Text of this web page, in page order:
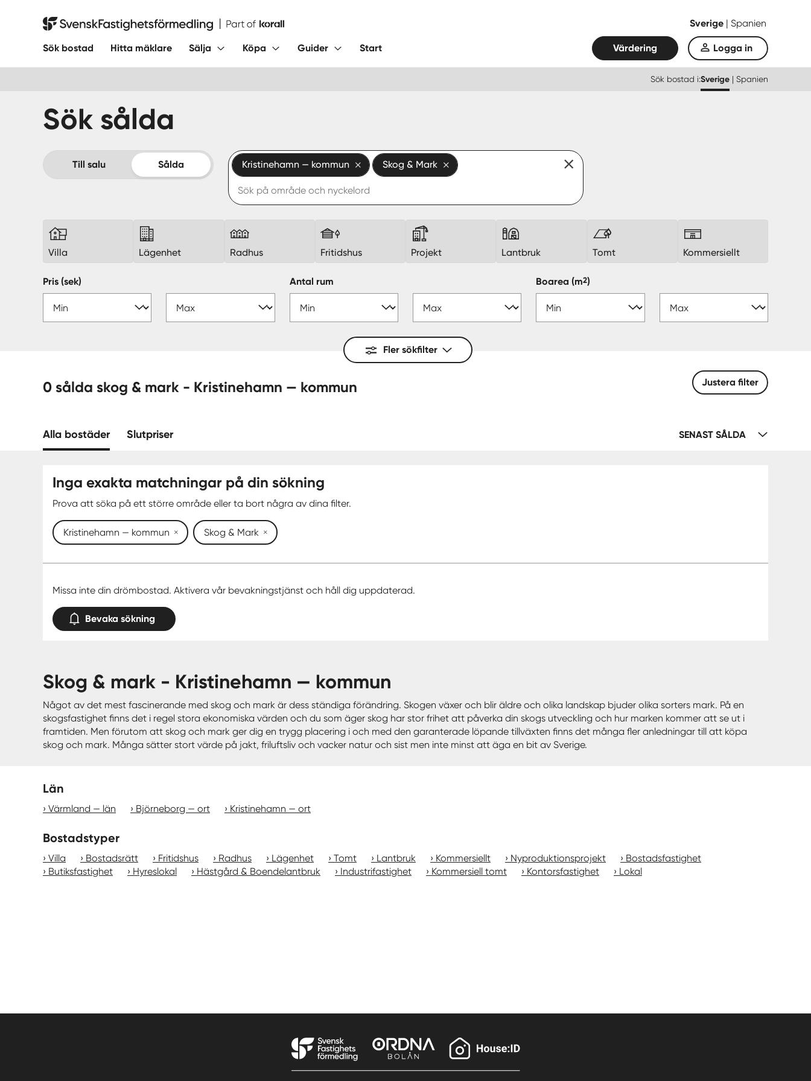
Svensk Fastighetsförmedling Sverige | Spanien
Sök bostad Hitta mäklare Sälja Köpa Guider Start Värdering Logga in
Sök bostad i:Sverige | Spanien
Sök sålda
Till salu Sålda Kristinehamn — kommun Skog & Mark
Villa Lägenhet Radhus Fritidshus Projekt Lantbruk Tomt Kommersiellt
Pris (sek) Antal rum Boarea(m2)
Fler sökfilter
0 sålda skog & mark - Kristinehamn — kommun Justera filter
Alla bostäder Slutpriser SENAST SÅLDA
Inga exakta matchningar på din sökning
Prova att söka på ett större område eller ta bort några av dina filter.
Kristinehamn — kommun Skog & Mark
Missa inte din drömbostad. Aktivera vår bevakningstjänst och håll dig uppdaterad.
Bevaka sökning
skog & mark - Kristinehamn — kommun
Något av det mest fascinerande med skog och mark är dess ständiga förändring. Skogen växer och blir äldre och olika landskap bjuder olika sorters mark. På en
skogsfastighet finns det i regel stora ekonomiska värden och du som äger skog har stor frihet att påverka din skogs utveckling och hur marken kommer att se ut i
framtiden. Men förutom att skog och mark ger dig en trygg placering i och med den garanterade löpande tillväxten finns det många fler anledningar till att köpa
skog och mark. Många sätter stort värde på jakt, friluftsliv och vacker natur och sist men inte minst att äga en bit av Sverige.
Län
Värmland — län Björneborg — ort Kristinehamn — ort
Bostadstyper
Villa Bostadsrätt Fritidshus Radhus Lägenhet Tomt Lantbruk Kommersiellt Nyproduktionsprojekt
Bostadsfastighet
Butiksfastighet
Hyreslokal Hästgård & Boendelantbruk Industrifastighet Kommersiell tomt Kontorsfastighet Lokal